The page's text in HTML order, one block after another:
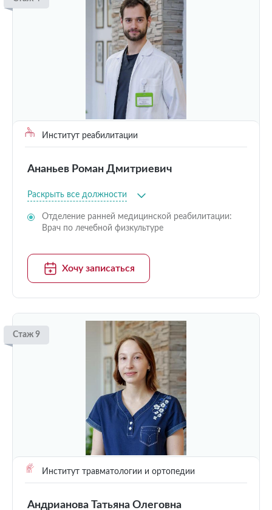
Институт реабилитации
Ананьев Роман Дмитриевич
Раскрыть все должности
Отделение ранней медицинской реабилитации:
Врач по лечебной физкультуре
Хочу записаться
Стаж 9
Институт травматологии и ортопедии
Андрианова Татьяна Олеговна